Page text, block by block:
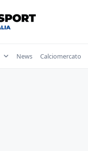
News Calciomercato